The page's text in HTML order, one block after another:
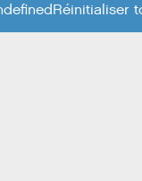
Réinitialiser